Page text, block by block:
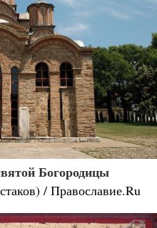
Богородицы
/ Православие.Ru